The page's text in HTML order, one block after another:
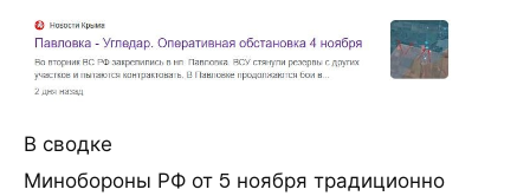
В сводке
Минобороны РФ от 5 ноября традиционно